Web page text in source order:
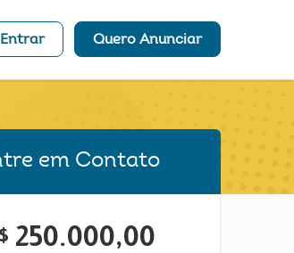
Entrar Quero Anunciar
em Contato
250.000,00